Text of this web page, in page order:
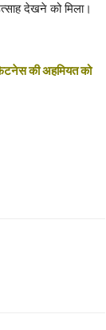
देखने को मिला।
की अहमियत को